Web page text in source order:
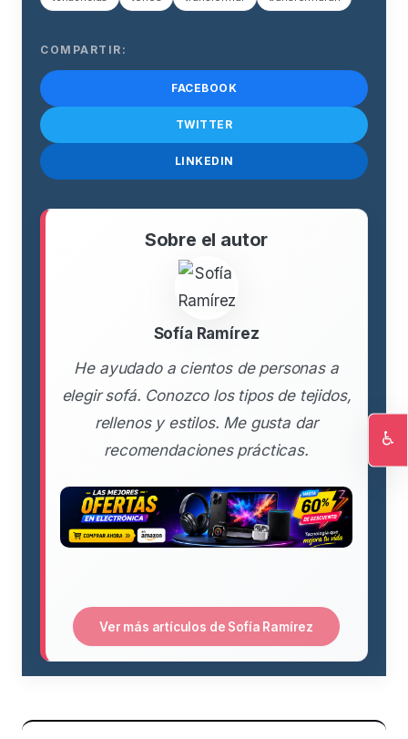
COMPARTIR:
FACEBOOK
TWITTER
LINKEDIN
Sobre el autor
Sofía Ramírez
He ayudado a cientos de personas a
elegir sofá. Conozco los tipos de tejidos,
rellenos y estilos. Me gusta dar
recomendaciones prácticas.
Ver más artículos de Sofía Ramírez
♿